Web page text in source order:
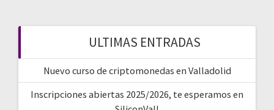
ULTIMAS ENTRADAS
Nuevo curso de criptomonedas en Valladolid
Inscripciones abiertas 2025/2026, te esperamos en